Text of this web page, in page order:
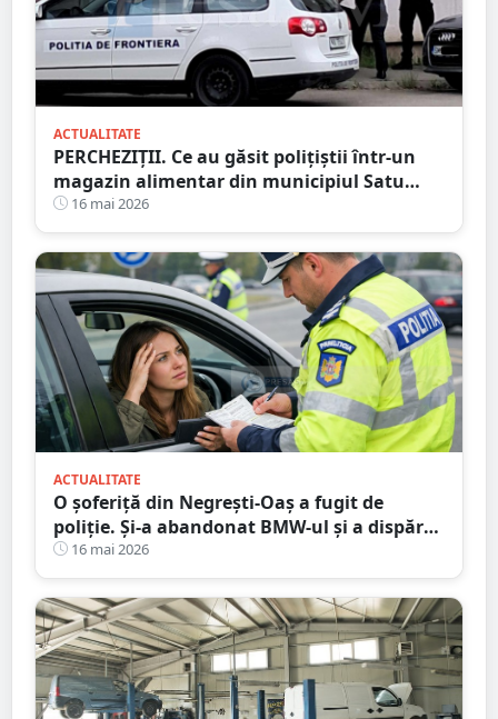
ACTUALITATE
PERCHEZIȚII. Ce au găsit polițiștii într-un
magazin alimentar din municipiul Satu
Mare
16 mai 2026
ACTUALITATE
O șoferiță din Negrești-Oaș a fugit de
poliție. Și-a abandonat BMW-ul și a dispărut
printre blocuri
16 mai 2026